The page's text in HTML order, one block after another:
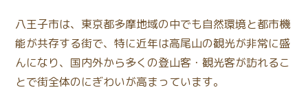
八王子市は、東京都多摩地域の中でも自然環境と都市機
能が共存する街で、特に近年は高尾山の観光が非常に盛
んになり、国内外から多くの登山客・観光客が訪れるこ
とで街全体のにぎわいが高まっています。